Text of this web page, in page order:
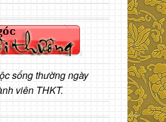
sống thường ngày
viên THKT.